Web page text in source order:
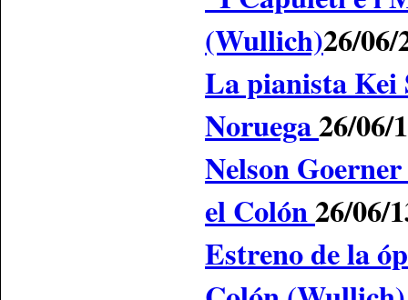
(Wullich)26/06/
La pianista Kei
Noruega26/06/
Nelson
el Colón26/06/
Estreno de la